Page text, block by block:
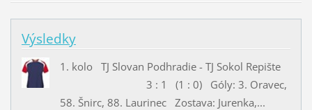
Výsledky
1. kolo TJ Slovan Podhradie - TJ Sokol Repište
3 : 1 (1 : 0) Góly: 3. Oravec,
58. Šnirc, 88. Laurinec Zostava: Jurenka,...